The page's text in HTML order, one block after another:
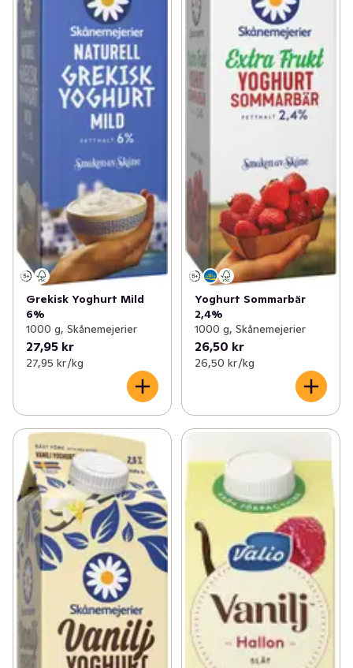
Grekisk Yoghurt Mild
6%
1000 g, Skånemejerier
27,95 kr
27,95 kr /kg
Yoghurt Sommarbär
2,4%
1000 g, Skånemejerier
26,50 kr
26,50 kr /kg